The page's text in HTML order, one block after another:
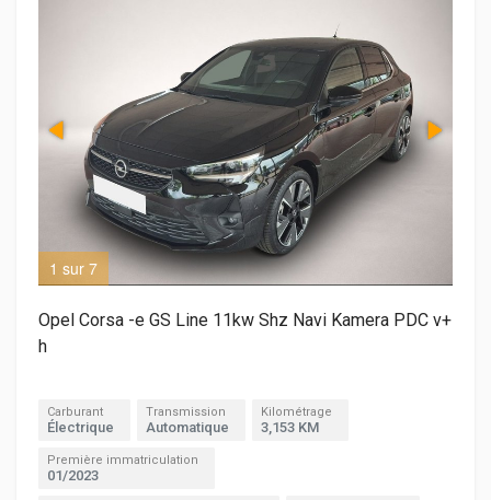
1 sur 7
Opel Corsa -e GS Line 11kw Shz Navi Kamera PDC v+
h
Carburant
Électrique
Transmission
Automatique
Kilométrage
3,153 KM
Première immatriculation
01/2023